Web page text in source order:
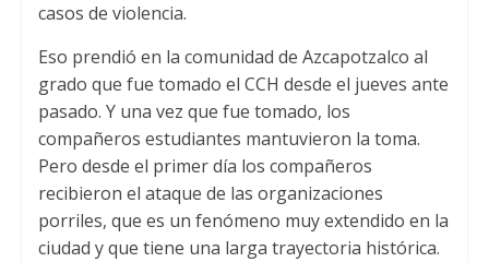
casos de violencia.
Eso prendió en la comunidad de Azcapotzalco al
grado que fue tomado el CCH desde el jueves ante
pasado. Y una vez que fue tomado, los
compañeros estudiantes mantuvieron la toma.
Pero desde el primer día los compañeros
recibieron el ataque de las organizaciones
porriles, que es un fenómeno muy extendido en la
ciudad y que tiene una larga trayectoria histórica.